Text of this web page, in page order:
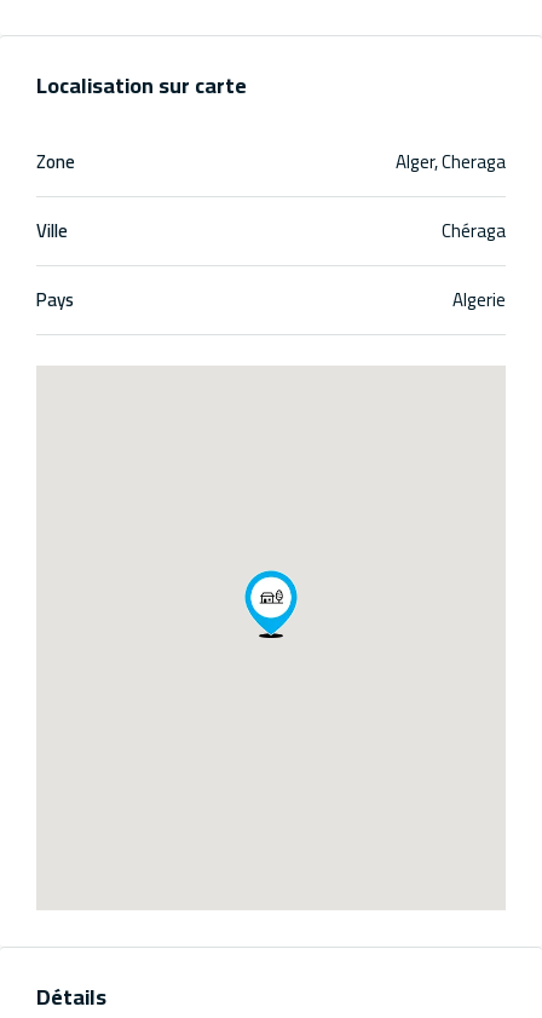
Localisation sur carte
Zone
Alger, Cheraga
Ville
Chéraga
Pays
Algerie
Détails